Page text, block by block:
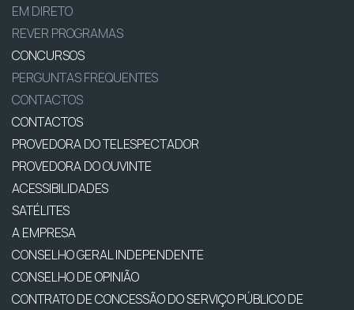
EM DIRETO
REVER PROGRAMAS
CONCURSOS
PERGUNTAS FREQUENTES
CONTACTOS
CONTACTOS
PROVEDORA DO TELESPECTADOR
PROVEDORA DO OUVINTE
ACESSIBILIDADES
SATÉLITES
A EMPRESA
CONSELHO GERAL INDEPENDENTE
CONSELHO DE OPINIÃO
CONTRATO DE CONCESSÃO DO SERVIÇO PÚBLICO DE